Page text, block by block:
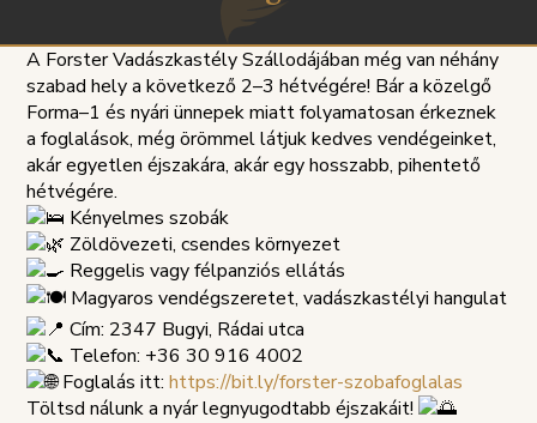
ÁLLÁSAJÁNLATOKSZOLGÁLTATÁSI
TÁJÉKOZTATÓ
HÁZIRENDGDPR
A Forster Vadászkastély Szállodájában még van néhány
szabad hely a következő 2–3 hétvégére! Bár a közelgő
Forma–1 és nyári ünnepek miatt folyamatosan érkeznek
a foglalások, még örömmel látjuk kedves vendégeinket,
akár egyetlen éjszakára, akár egy hosszabb, pihentető
hétvégére.
Kényelmes szobák
Zöldövezeti, csendes környezet
Reggelis vagy félpanziós ellátás
Magyaros vendégszeretet, vadászkastélyi hangulat
Cím: 2347 Bugyi, Rádai utca
Telefon: +36 30 916 4002
Foglalás itt:https://bit.ly/forster-szobafoglalas
Töltsd nálunk a nyár legnyugodtabb éjszakáit!